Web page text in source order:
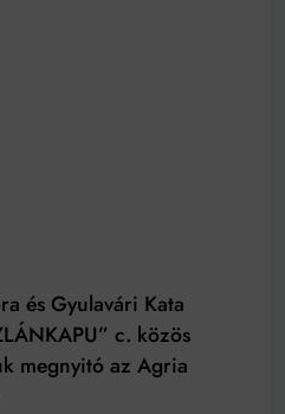
és Gyulavári Kata
c. közös
megnyitó az Agria